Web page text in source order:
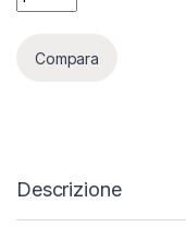
Compara
Descrizione